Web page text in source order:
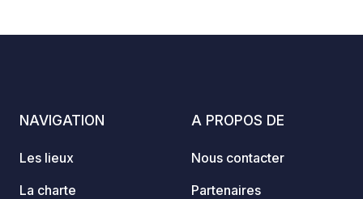
NAVIGATION
Les lieux
La charte
A PROPOS DE
Nous contacter
Partenaires